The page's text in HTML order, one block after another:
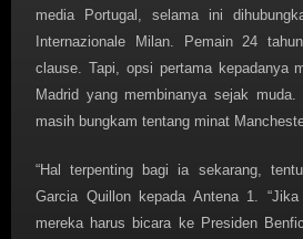
media Portugal, selama ini
Internazionale Milan. Pemain 24
clause. Tapi, opsi pertama kepadanya
Madrid yang membinanya sejak
masih bungkam tentang minat
“Hal terpenting bagi ia sekarang,
Garcia Quillon kepada Antena 1.
mereka harus bicara ke Presiden